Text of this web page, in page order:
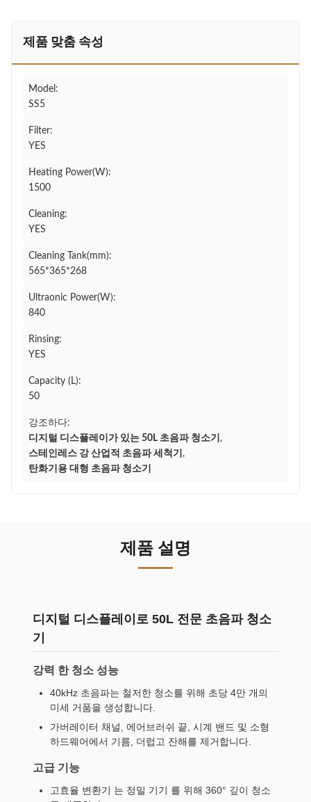
제품 맞춤 속성
Model:
SS5
Filter:
YES
Heating Power(W):
1500
Cleaning:
YES
Cleaning Tank(mm):
565*365*268
Ultraonic Power(W):
840
Rinsing:
YES
Capacity (L):
50
강조하다:
디지털 디스플레이가 있는 50L 초음파 청소기 ,
스테인레스 강 산업적 초음파 세척기 ,
탄화기용 대형 초음파 청소기
제품 설명
디지털 디스플레이로 50L 전문 초음파 청소
기
강력 한 청소 성능
40kHz 초음파는 철저한 청소를 위해 초당 4만 개의
미세 거품을 생성합니다.
가버레이터 채널, 에어브러쉬 끝, 시계 밴드 및 소형
하드웨어에서 기름, 더럽고 잔해를 제거합니다.
고급 기능
고효율 변환기 는 정밀 기기 를 위해 360° 깊이 청소